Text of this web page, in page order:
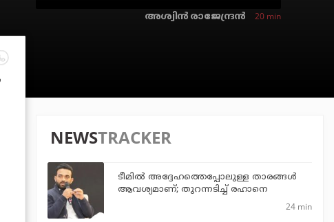
അശ്വിന്‍ രാജേന്ദ്രന്‍ 20 min
NEWSTRACKER
ടീമില്‍ അദ്ദേഹത്തെപ്പോലുള്ള താരങ്ങള്‍
ആവശ്യമാണ്; തുറന്നടിച്ച് രഹാനെ
24 min